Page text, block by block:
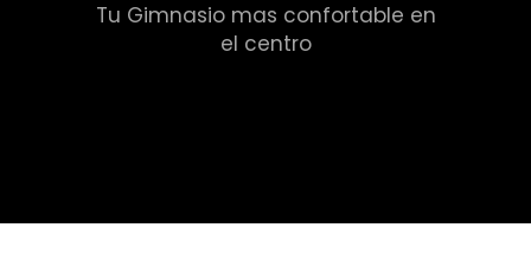
Tu Gimnasio mas confortable en
el centro